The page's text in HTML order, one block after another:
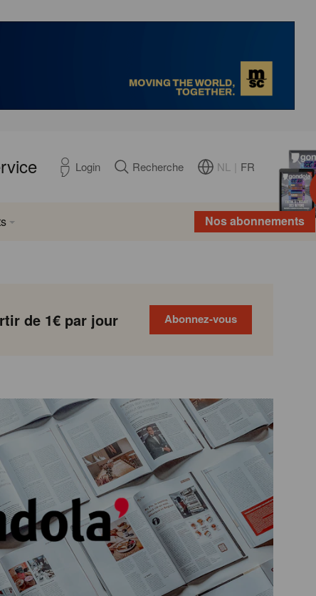
Login Recherche NL FR
Nos abonnements
de 1€ par jour Abonnez-vous